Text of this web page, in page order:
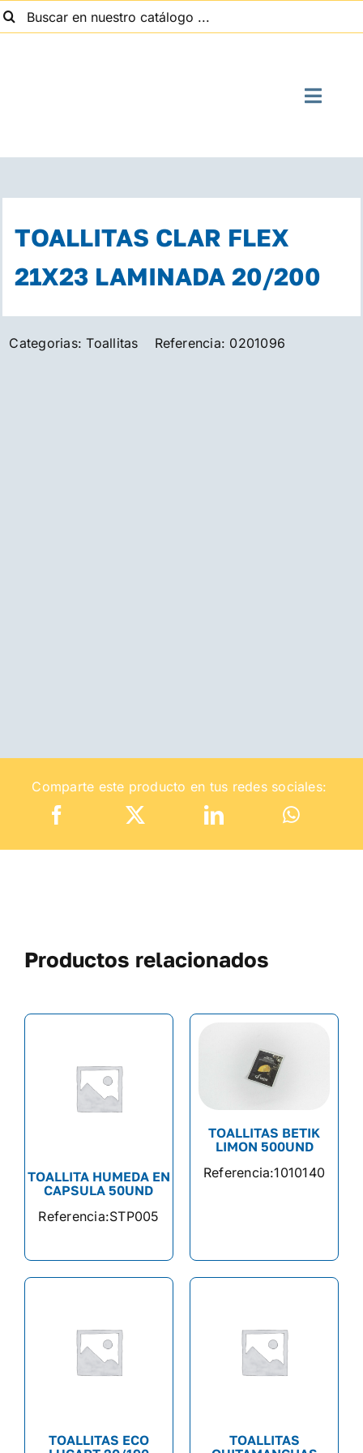
Saltar
al
Toggle
TOALLITAS CLAR FLEX
21X23 LAMINADA 20/200
Categorias:Toallitas Referencia: 0201096
Comparte este producto en tus redes sociales:
Productos relacionados
TOALLITA HUMEDA EN
CAPSULA 50UND
Referencia:STP005
TOALLITAS BETIK
LIMON 500UND
Referencia:1010140
TOALLITAS ECO
TOALLITAS